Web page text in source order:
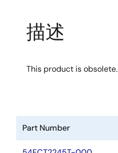
描述
This product is obsolete.
Part Number